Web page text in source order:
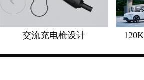
交流充电枪设计